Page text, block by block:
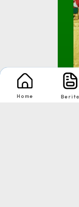
Home Berita